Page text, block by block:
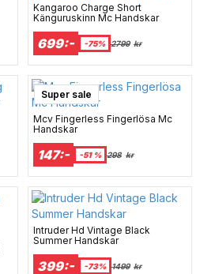
Kangaroo Charge Short
Känguruskinn Mc Handskar
699:- -75% 2799 kr
Super sale
Mcv Fingerless Fingerlösa Mc
Handskar
147:- -51 % 298 kr
Intruder Hd Vintage Black
Summer Handskar
399:- -73% 1499 kr